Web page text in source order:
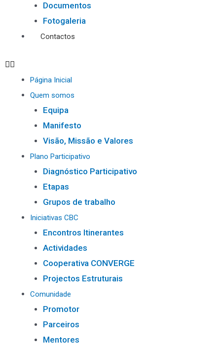
Documentos
Fotogaleria
Contactos
Página Inicial
Quem somos
Equipa
Manifesto
Visão, Missão e Valores
Plano Participativo
Diagnóstico Participativo
Etapas
Grupos de trabalho
Iniciativas CBC
Encontros Itinerantes
Actividades
Cooperativa CONVERGE
Projectos Estruturais
Comunidade
Promotor
Parceiros
Mentores